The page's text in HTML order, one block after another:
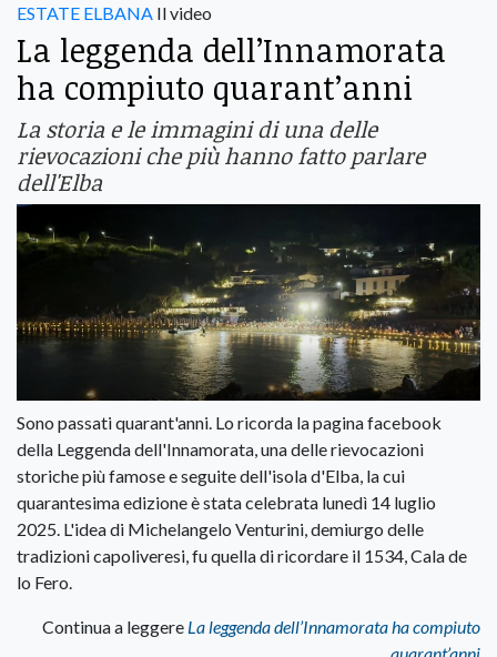
ESTATE ELBANA Il video
La leggenda dell’Innamorata
ha compiuto quarant’anni
La storia e le immagini di una delle
rievocazioni che più hanno fatto parlare
dell'Elba
Sono passati quarant'anni. Lo ricorda la pagina facebook
della Leggenda dell'Innamorata, una delle rievocazioni
storiche più famose e seguite dell'isola d'Elba, la cui
quarantesima edizione è stata celebrata lunedì 14 luglio
2025. L'idea di Michelangelo Venturini, demiurgo delle
tradizioni capoliveresi, fu quella di ricordare il 1534, Cala de
lo Fero.
Continua a leggere La leggenda dell’Innamorata ha compiuto